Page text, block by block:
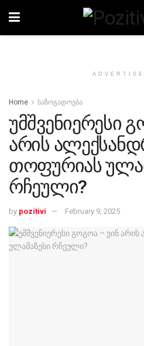
Home საზოგადოება
უმშვენიერესი
არის
თოფურიას
რჩეული?
by pozitivi February 9, 2025